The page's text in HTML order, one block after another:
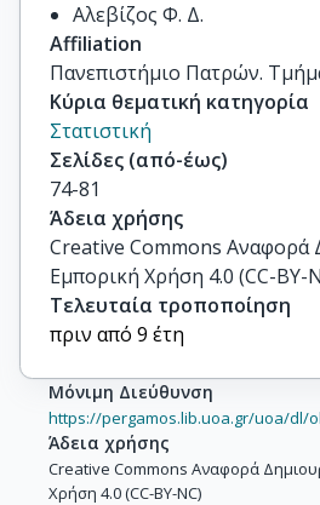
Αλεβίζος Φ. Δ.
Affiliation
Πανεπιστήμιο Πατρών.
Κύρια θεματική κατηγορία
Στατιστική
Σελίδες (από-έως)
74-81
Άδεια χρήσης
Creative Commons
Εμπορική Χρήση 4.0 (CC-BY-
Τελευταία τροποποίηση
πριν από 9 έτη
Μόνιμη Διεύθυνση
https://pergamos.lib.uoa.gr/uoa/dl/
Άδεια χρήσης
Creative Commons Αναφορά
Χρήση 4.0 (CC-BY-NC)